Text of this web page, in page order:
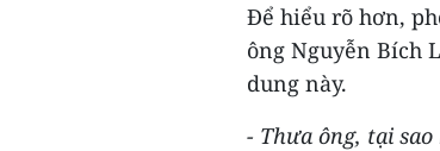
Để hiểu rõ hơn,
ông Nguyễn Bích
dung này.
- Thưa ông, tại